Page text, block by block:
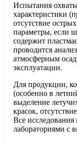
Испытания
характеристики
отсутствие
параметры, если
содержит
проводится
атмосферным
эксплуатации.
Для продукции,
(особенно в
выделение
красок,
Все
лабораториями с